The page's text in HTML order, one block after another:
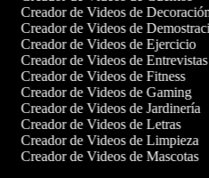
Creador de Videos de Decoración
Creador de Videos de
Creador de Videos de Ejercicio
Creador de Videos de Entrevistas
Creador de Videos de Fitness
Creador de Videos de Gaming
Creador de Videos de Jardinería
Creador de Videos de Letras
Creador de Videos de Limpieza
Creador de Videos de Mascotas